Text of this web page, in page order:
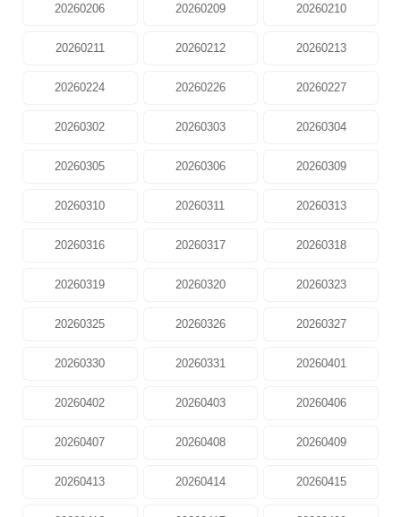
20260206 20260209 20260210
20260211 20260212 20260213
20260224 20260226 20260227
20260302 20260303 20260304
20260305 20260306 20260309
20260310 20260311 20260313
20260316 20260317 20260318
20260319 20260320 20260323
20260325 20260326 20260327
20260330 20260331 20260401
20260402 20260403 20260406
20260407 20260408 20260409
20260413 20260414 20260415